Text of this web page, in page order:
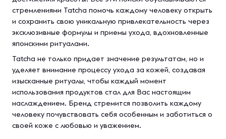
стремлениями Tatcha помочь каждому человеку открыть
и сохранить свою уникальную привлекательность через
эксклюзивные формулы и приемы ухода, вдохновленные
японскими ритуалами.
Tatcha не только придает значение результатам, но и
уделяет внимание процессу ухода за кожей, создавая
изысканные ритуалы, чтобы каждый момент
использования продуктов стал для Вас настоящим
наслаждением. Бренд стремится позволить каждому
человеку почувствовать себя особенным и заботиться о
своей коже с любовью и уважением.